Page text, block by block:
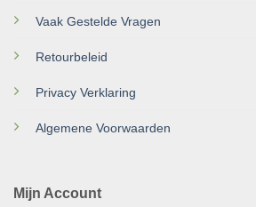
Vaak Gestelde Vragen
Retourbeleid
Privacy Verklaring
Algemene Voorwaarden
Mijn Account